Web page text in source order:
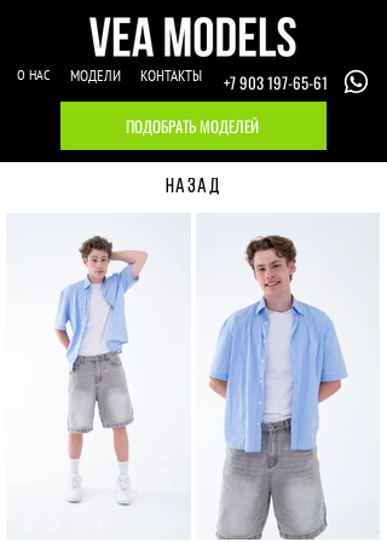
О НАС МОДЕЛИ КОНТАКТЫ
+7 903 197-65-61
ПОДОБРАТЬ МОДЕЛЕЙ
НАЗАД